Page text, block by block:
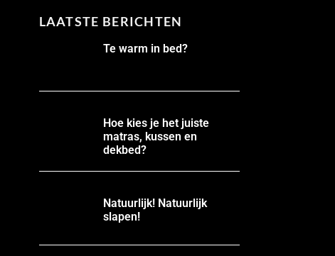
LAATSTE BERICHTEN
Te warm in bed?
Hoe kies je het juiste
matras, kussen en
dekbed?
Natuurlijk! Natuurlijk
slapen!